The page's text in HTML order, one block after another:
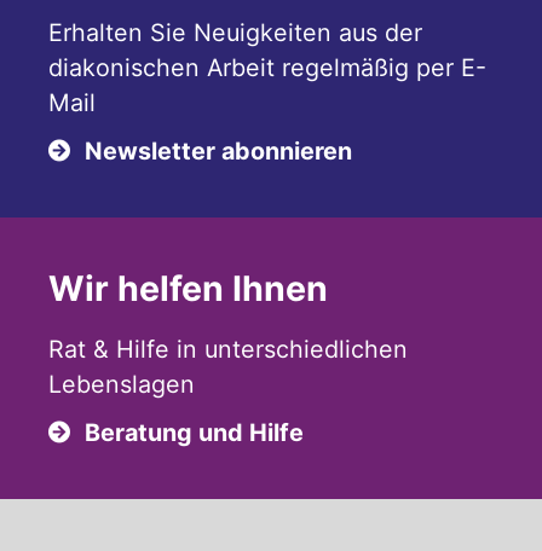
Erhalten Sie Neuigkeiten aus der
diakonischen Arbeit regelmäßig per E-
Mail
Newsletter abonnieren
Wir helfen Ihnen
Rat & Hilfe in unterschiedlichen
Lebenslagen
Beratung und Hilfe